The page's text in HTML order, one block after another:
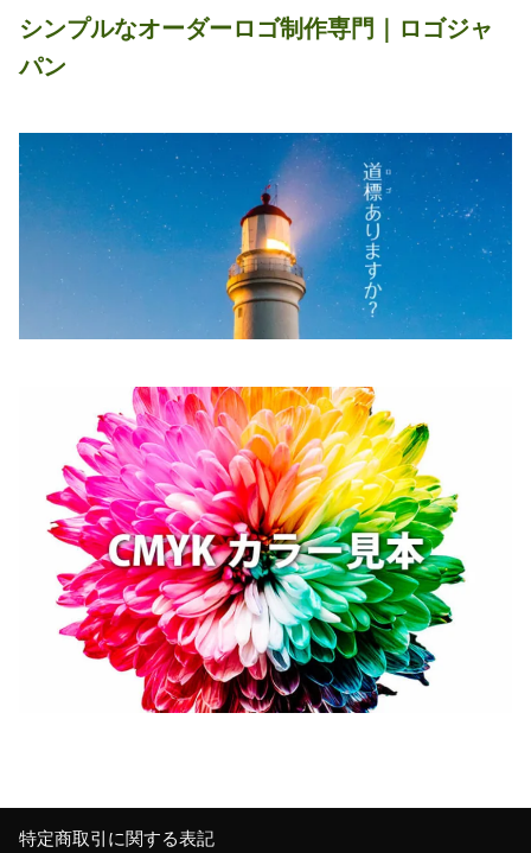
シンプルなオーダーロゴ制作専門｜ロゴジャ
パン
特定商取引に関する表記